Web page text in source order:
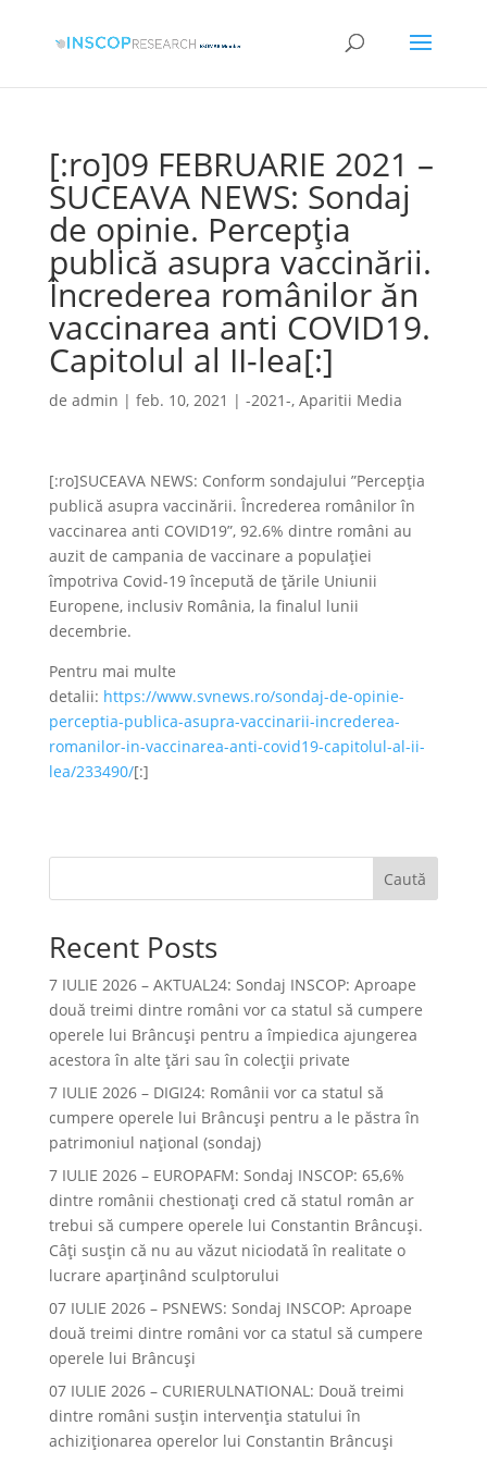
[:ro]09 FEBRUARIE 2021 –
SUCEAVA NEWS: Sondaj
de opinie. Percepția
publică asupra vaccinării.
Încrederea românilor ăn
vaccinarea anti COVID19.
Capitolul al II-lea[:]
de admin | feb. 10, 2021 | -2021-, Aparitii Media
[:ro]SUCEAVA NEWS: Conform sondajului ”Percepția
publică asupra vaccinării. Încrederea românilor în
vaccinarea anti COVID19”, 92.6% dintre români au
auzit de campania de vaccinare a populației
împotriva Covid-19 începută de țările Uniunii
Europene, inclusiv România, la finalul lunii
decembrie.
Pentru mai multe
detalii: https://www.svnews.ro/sondaj-de-opinie-
perceptia-publica-asupra-vaccinarii-increderea-
romanilor-in-vaccinarea-anti-covid19-capitolul-al-ii-
lea/233490/[:]
Caută
Recent Posts
7 IULIE 2026 – AKTUAL24: Sondaj INSCOP: Aproape
două treimi dintre români vor ca statul să cumpere
operele lui Brâncuşi pentru a împiedica ajungerea
acestora în alte ţări sau în colecţii private
7 IULIE 2026 – DIGI24: Românii vor ca statul să
cumpere operele lui Brâncuși pentru a le păstra în
patrimoniul național (sondaj)
7 IULIE 2026 – EUROPAFM: Sondaj INSCOP: 65,6%
dintre românii chestionați cred că statul român ar
trebui să cumpere operele lui Constantin Brâncuși.
Câți susțin că nu au văzut niciodată în realitate o
lucrare aparținând sculptorului
07 IULIE 2026 – PSNEWS: Sondaj INSCOP: Aproape
două treimi dintre români vor ca statul să cumpere
operele lui Brâncuși
07 IULIE 2026 – CURIERULNATIONAL: Două treimi
dintre români susțin intervenția statului în
achiziționarea operelor lui Constantin Brâncuși